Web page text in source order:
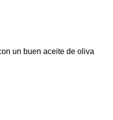
un buen aceite de oliva